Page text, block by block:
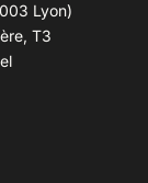
Lyon)
T3